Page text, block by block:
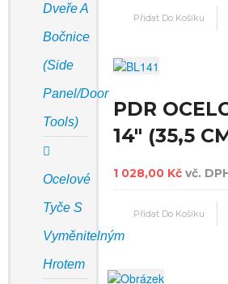
Dveře A
Bočnice
(Side
Panel/door
Tools)
Ocelové
Tyče S
Vyměnitelným
Hrotem
PDR
14" (35,5
1 028,00 Kč vč.